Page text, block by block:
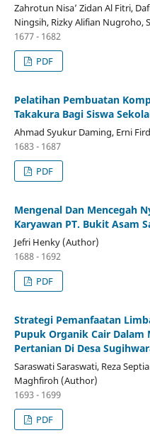
Zahrotun Nisa’ Zidan Al Fitri,
Ningsih, Rizky Alifian Nugroho,
1677 - 1682
PDF
Pelatihan Pembuatan
Takakura Bagi Siswa
Ahmad Syukur Daming, Erni
1683 - 1687
PDF
Mengenal Dan Mencegah
Karyawan PT. Bukit Asam
Jefri Henky (Author)
1688 - 1692
PDF
Strategi Pemanfaatan
Pupuk Organik Cair
Pertanian Di Desa
Saraswati Saraswati, Reza
Maghfiroh (Author)
1693 - 1699
PDF